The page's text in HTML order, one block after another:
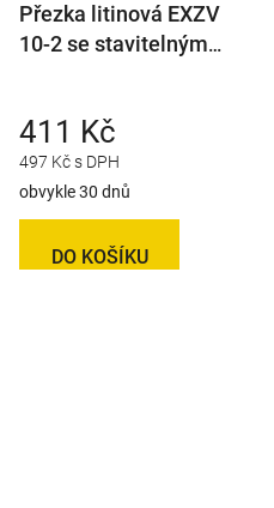
Přezka litinová EXZV
10-2 se stavitelným
497 Kč s DPH
411 Kč
obvykle 30 dnů
DO KOŠÍKU